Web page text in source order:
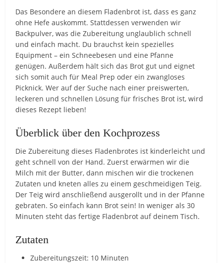
Das Besondere an diesem Fladenbrot ist, dass es ganz
ohne Hefe auskommt. Stattdessen verwenden wir
Backpulver, was die Zubereitung unglaublich schnell
und einfach macht. Du brauchst kein spezielles
Equipment – ein Schneebesen und eine Pfanne
genügen. Außerdem hält sich das Brot gut und eignet
sich somit auch für Meal Prep oder ein zwangloses
Picknick. Wer auf der Suche nach einer preiswerten,
leckeren und schnellen Lösung für frisches Brot ist, wird
dieses Rezept lieben!
Überblick über den Kochprozess
Die Zubereitung dieses Fladenbrotes ist kinderleicht und
geht schnell von der Hand. Zuerst erwärmen wir die
Milch mit der Butter, dann mischen wir die trockenen
Zutaten und kneten alles zu einem geschmeidigen Teig.
Der Teig wird anschließend ausgerollt und in der Pfanne
gebraten. So einfach kann Brot sein! In weniger als 30
Minuten steht das fertige Fladenbrot auf deinem Tisch.
Zutaten
Zubereitungszeit: 10 Minuten